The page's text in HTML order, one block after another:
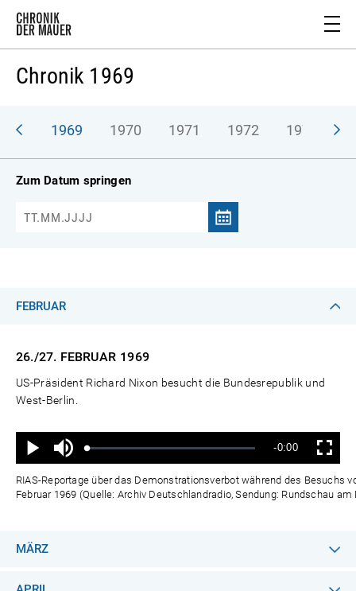
Chronik 1969
1969 1970 1971 1972 1973
Zum Datum springen
FEBRUAR
26./27. FEBRUAR 1969
US-Präsident Richard Nixon besucht die Bundesrepublik und
West-Berlin.
Wiedergabe
Ton
aus
Geladen:
Status:
Verbleibende
Zeit
-0:00 Vollbild
RIAS-Reportage über das Demonstrationsverbot während des Besuchs
Februar 1969 (Quelle: Archiv Deutschlandradio, Sendung: Rundschau
MÄRZ